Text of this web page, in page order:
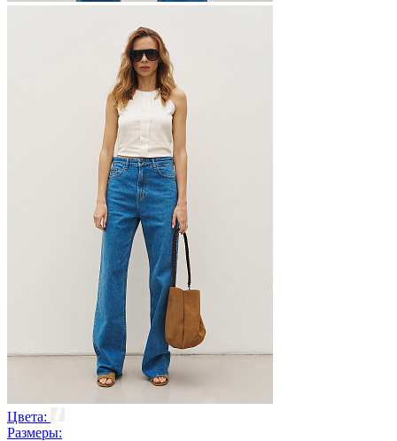
Цвета:
Размеры: